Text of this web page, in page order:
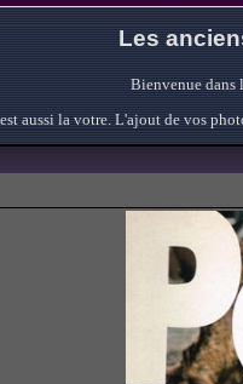
Les
Bienvenue dans
aussi la votre. L'ajout de vos